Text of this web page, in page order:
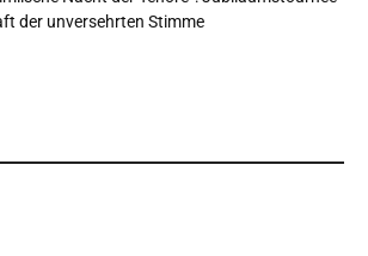
der unversehrten Stimme